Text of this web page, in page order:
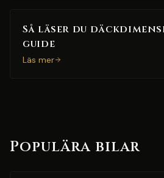
Så läser du
guide
Läs mer
Populära bilar